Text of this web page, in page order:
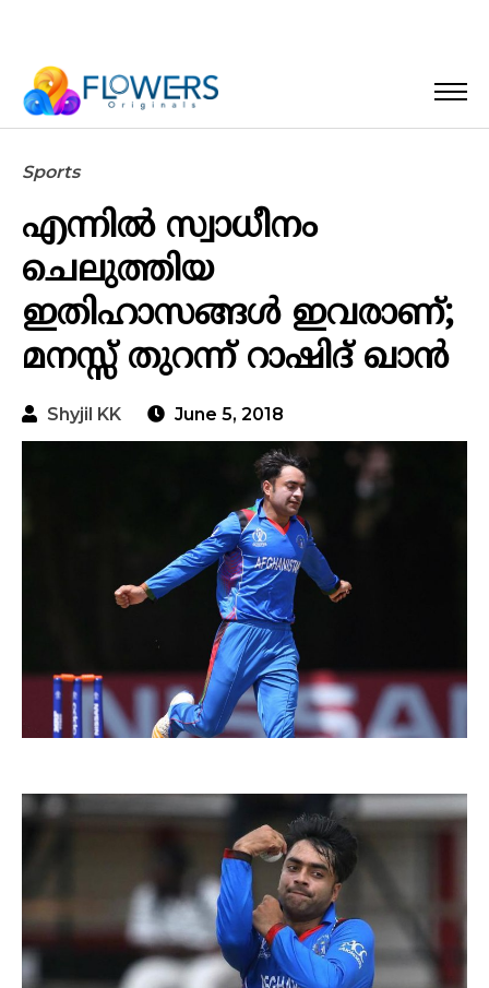
Sports
എന്നിൽ സ്വാധീനം
ചെലുത്തിയ
ഇതിഹാസങ്ങൾ ഇവരാണ്;
മനസ്സ് തുറന്ന് റാഷിദ് ഖാൻ
Shyjil KK June 5, 2018